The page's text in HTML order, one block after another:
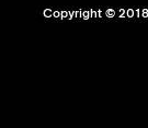
Copyright © 2018